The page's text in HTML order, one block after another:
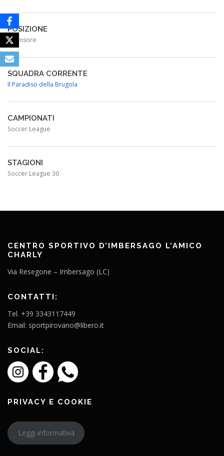
POSIZIONE
Difensore
SQUADRA CORRENTE
Il Paradiso della Brugola
CAMPIONATI
Soccer League
STAGIONI
Soccer League 30
CENTRO SPORTIVO D’IMBERSAGO L’AMICO
CHARLY
Via Resegone – Imbersago (LC)
CONTATTI:
Tel. +39 3343117449
Email: sportpirovano@libero.it
SOCIAL:
PRIVACY E COOKIE
Leggi informativa